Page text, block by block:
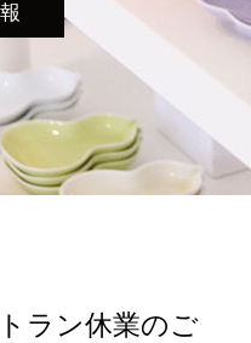
ラン休業のご